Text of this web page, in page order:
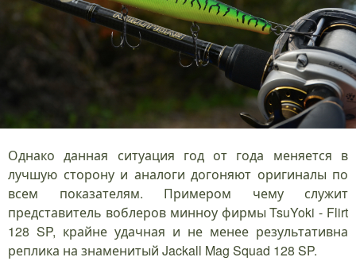
Однако данная ситуация год от года меняется в
лучшую сторону и аналоги догоняют оригиналы по
всем показателям. Примером чему служит
представитель воблеров минноу фирмы TsuYoki - Flirt
128 SP, крайне удачная и не менее результативна
реплика на знаменитый Jackall Mag Squad 128 SP.